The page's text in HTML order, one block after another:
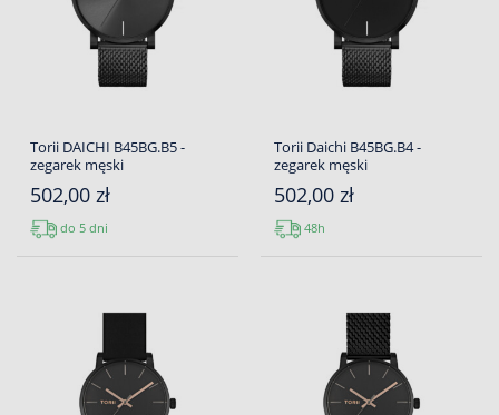
Torii DAICHI B45BG.B5 -
zegarek męski
502,00 zł
do 5 dni
Torii Daichi B45BG.B4 -
zegarek męski
502,00 zł
48h